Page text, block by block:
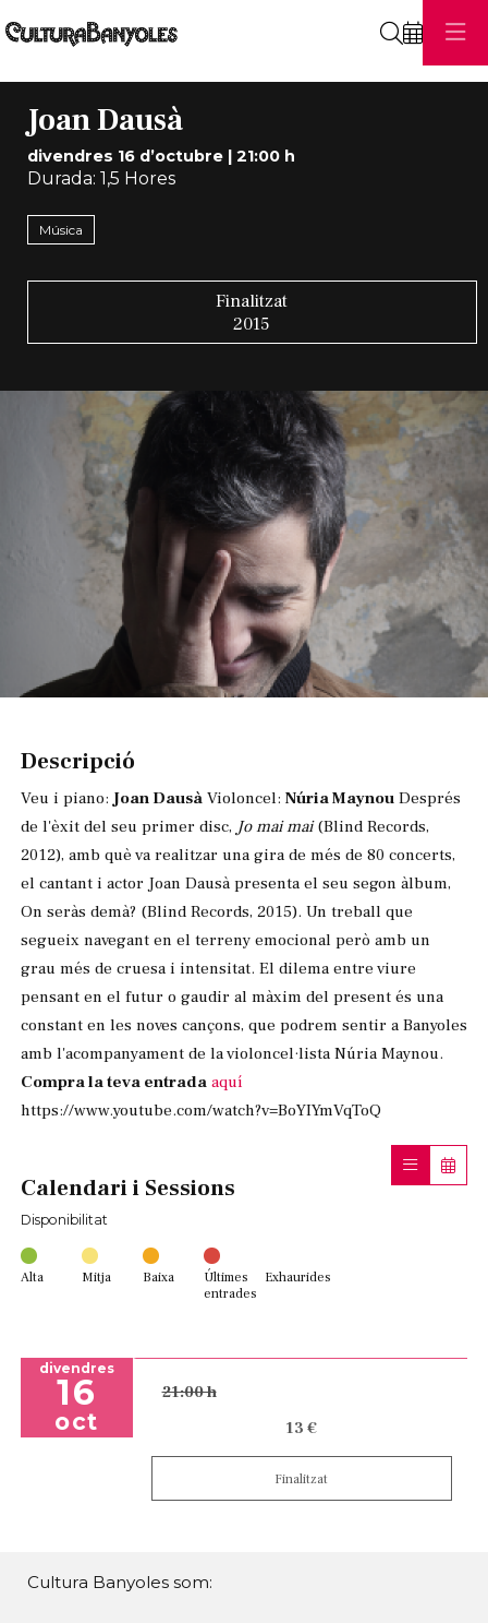
Joan Dausà
divendres 16 d’octubre| 21:00 h
Durada: 1,5 Hores
Música
Finalitzat
2015
Descripció
Veu i piano:Joan Dausà Violoncel: Núria Maynou Després
de l'èxit del seu primer disc, Jo mai mai(Blind Records,
2012), amb què va realitzar una gira de més de 80 concerts,
el cantant i actor Joan Dausà presenta el seu segon àlbum,
On seràs demà? (Blind Records, 2015). Un treball que
segueix navegant en el terreny emocional però amb un
grau més de cruesa i intensitat. El dilema entre viure
pensant en el futur o gaudir al màxim del present és una
constant en les noves cançons, que podrem sentir a Banyoles
amb l'acompanyament de la violoncel·lista Núria Maynou.
Compra la teva entrada aquí
https://www.youtube.com/watch?v=BoYIYmVqToQ
Calendari i Sessions
Disponibilitat
Alta Mitja Baixa
Últimes
entrades
Exhaurides
divendres
16
oct
21:00 h
13 €
Finalitzat
Cultura Banyoles som: